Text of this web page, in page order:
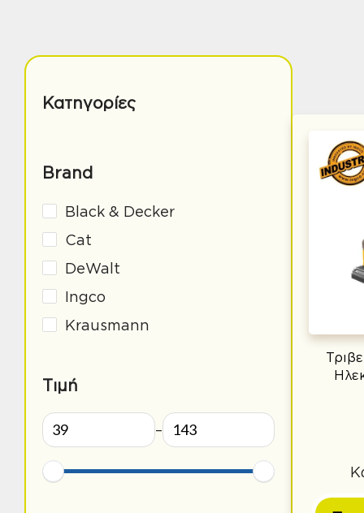
Κατηγορίες
Brand
Black & Decker
Cat
DeWalt
Ingco
Krausmann
Τιμή
–